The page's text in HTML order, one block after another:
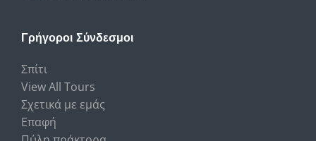
Γρήγοροι Σύνδεσμοι
Σπίτι
View All Tours
Σχετικά με εμάς
Επαφή